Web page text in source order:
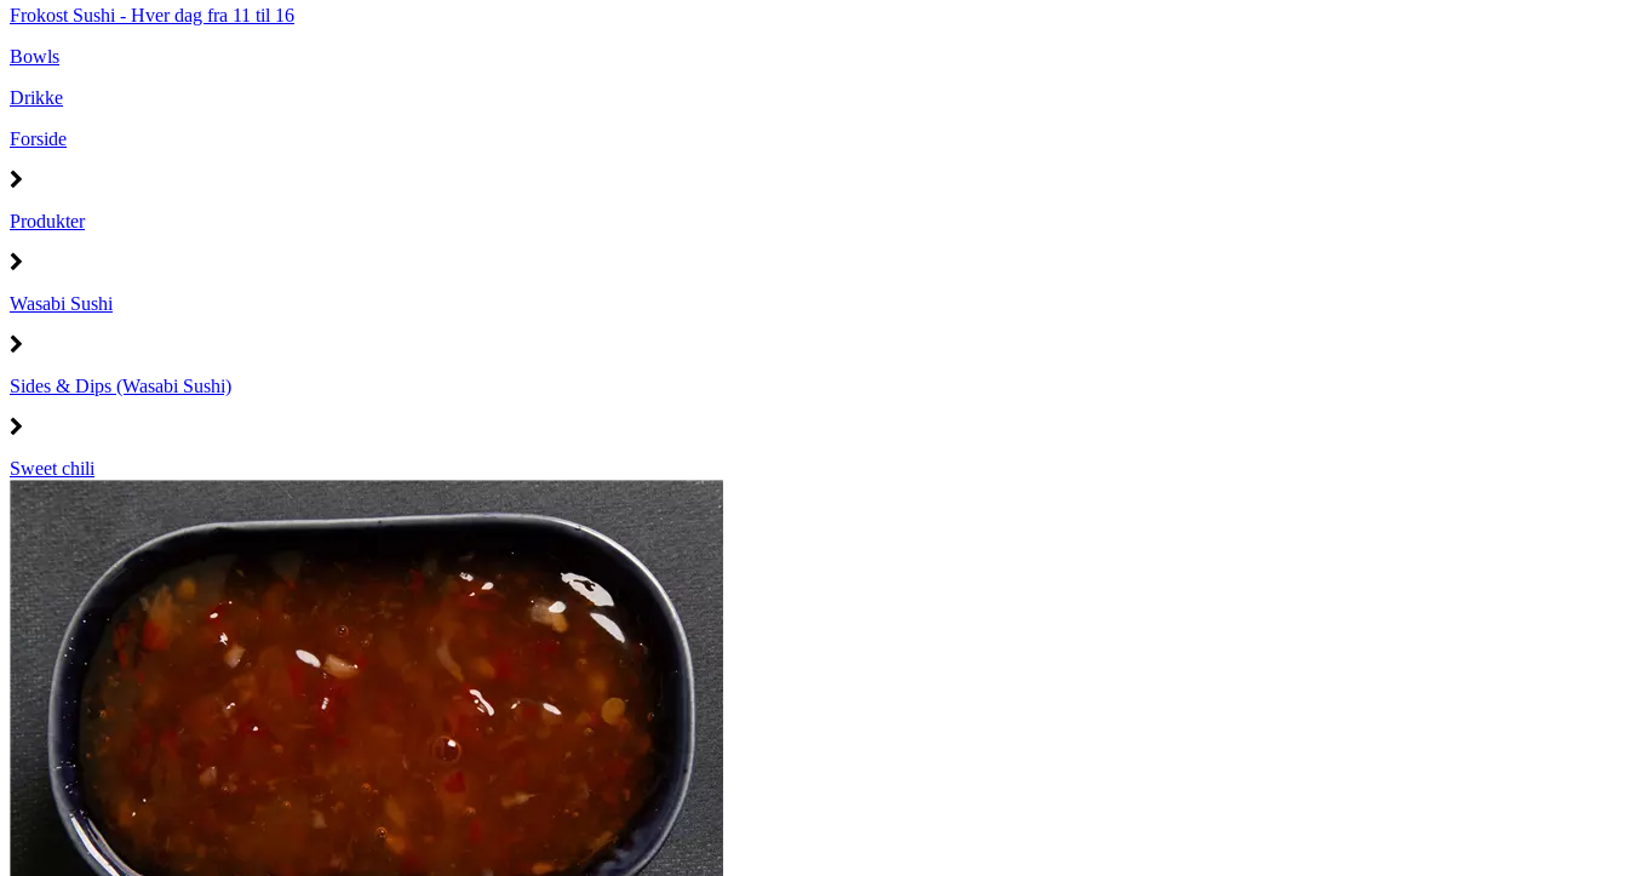
Frokost Sushi - Hver dag fra 11 til 16
Bowls
Drikke
Forside
Produkter
Wasabi Sushi
Sides & Dips (Wasabi Sushi)
Sweet chili